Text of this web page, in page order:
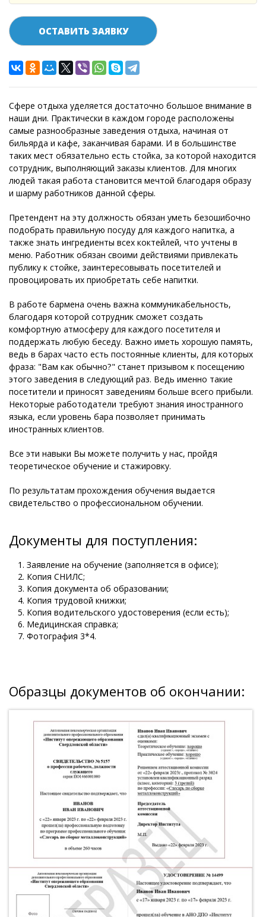
ОСТАВИТЬ ЗАЯВКУ
Сфере отдыха уделяется достаточно большое внимание в
наши дни. Практически в каждом городе расположены
самые разнообразные заведения отдыха, начиная от
бильярда и кафе, заканчивая барами. И в большинстве
таких мест обязательно есть стойка, за которой находится
сотрудник, выполняющий заказы клиентов. Для многих
людей такая работа становится мечтой благодаря образу
и шарму работников данной сферы.
Претендент на эту должность обязан уметь безошибочно
подобрать правильную посуду для каждого напитка, а
также знать ингредиенты всех коктейлей, что учтены в
меню. Работник обязан своими действиями привлекать
публику к стойке, заинтересовывать посетителей и
провоцировать их приобретать себе напитки.
В работе бармена очень важна коммуникабельность,
благодаря которой сотрудник сможет создать
комфортную атмосферу для каждого посетителя и
поддержать любую беседу. Важно иметь хорошую память,
ведь в барах часто есть постоянные клиенты, для которых
фраза: "Вам как обычно?" станет призывом к посещению
этого заведения в следующий раз. Ведь именно такие
посетители и приносят заведениям больше всего прибыли.
Некоторые работодатели требуют знания иностранного
языка, если уровень бара позволяет принимать
иностранных клиентов.
Все эти навыки Вы можете получить у нас, пройдя
теоретическое обучение и стажировку.
По результатам прохождения обучения выдается
свидетельство о профессиональном обучении.
Документы для поступления:
Заявление на обучение (заполняется в офисе);
Копия СНИЛС;
Копия документа об образовании;
Копия трудовой книжки;
Копия водительского удостоверения (если есть);
Медицинская справка;
Фотография 3*4.
Образцы документов об окончании: